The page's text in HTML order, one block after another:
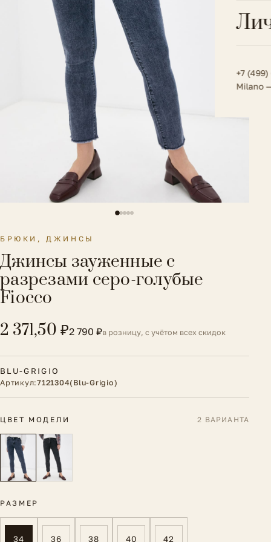
Весь
+7
Milano
БРЮКИ, ДЖИНСЫ
Джинсы зауженные с
разрезами серо-голубые
Fiocco
2 371,50 ₽2 790 ₽в розницу, с учётом всех скидок
BLU-GRIGIO
Артикул:7121304(Blu-Grigio)
ЦВЕТ МОДЕЛИ 2 ВАРИАНТА
РАЗМЕР
34 36 38 40 42